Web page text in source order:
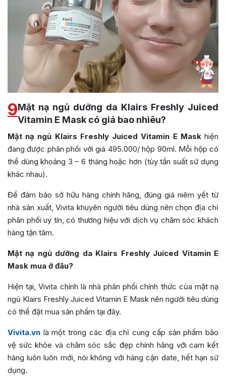
9Mặt nạ ngủ dưỡng da Klairs Freshly Juiced
Vitamin E Mask có giá bao nhiêu?
Mặt nạ ngủ Klairs Freshly Juiced Vitamin E Mask hiện
đang được phân phối với giá 495.000/ hộp 90ml. Mỗi hộp có
thể dùng khoảng 3 – 6 tháng hoặc hơn (tùy tần suất sử dụng
khác nhau).
Để đảm bảo sở hữu hàng chính hãng, đúng giá niêm yết từ
nhà sản xuất, Vivita khuyên người tiêu dùng nên chọn địa chỉ
phân phối uy tín, có thương hiệu với dịch vụ chăm sóc khách
hàng tận tâm.
Mặt nạ ngủ dưỡng da Klairs Freshly Juiced Vitamin E
Mask mua ở đâu?
Hiện tại, Vivita chính là nhà phân phối chính thức của mặt nạ
ngủ Klairs Freshly Juiced Vitamin E Mask nên người tiêu dùng
có thể đặt mua sản phẩm tại đây.
Vivita.vn là một trong các địa chỉ cung cấp sản phẩm bảo
vệ sức khỏe và chăm sóc sắc đẹp chính hãng với cam kết
hàng luôn luôn mới, nói không với hàng cận date, hết hạn sử
dụng.